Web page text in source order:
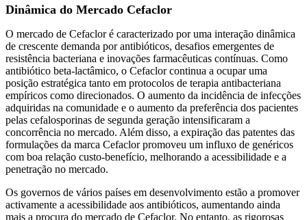
Dinâmica do Mercado Cefaclor
O mercado de Cefaclor é caracterizado por uma interação dinâmica
de crescente demanda por antibióticos, desafios emergentes de
resistência bacteriana e inovações farmacêuticas contínuas. Como
antibiótico beta-lactâmico, o Cefaclor continua a ocupar uma
posição estratégica tanto em protocolos de terapia antibacteriana
empíricos como direcionados. O aumento da incidência de infecções
adquiridas na comunidade e o aumento da preferência dos pacientes
pelas cefalosporinas de segunda geração intensificaram a
concorrência no mercado. Além disso, a expiração das patentes das
formulações da marca Cefaclor promoveu um influxo de genéricos
com boa relação custo-benefício, melhorando a acessibilidade e a
penetração no mercado.
Os governos de vários países em desenvolvimento estão a promover
activamente a acessibilidade aos antibióticos, aumentando ainda
mais a procura do mercado de Cefaclor. No entanto, as rigorosas